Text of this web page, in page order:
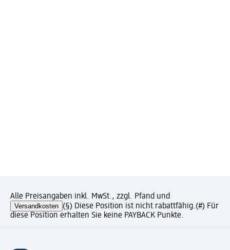
Alle Preisangaben inkl. MwSt., zzgl. Pfand und
Versandkosten (§) Diese Position ist nicht rabattfähig.(#) Für
diese Position erhalten Sie keine PAYBACK Punkte.